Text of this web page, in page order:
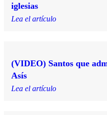
iglesias
Lea el artículo
(VIDEO) Santos que
Asís
Lea el artículo